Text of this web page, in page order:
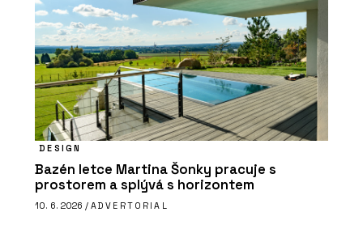
DESIGN
Bazén letce Martina Šonky pracuje s
prostorem a splývá s horizontem
10. 6. 2026 / ADVERTORIAL